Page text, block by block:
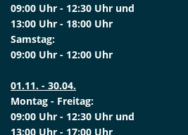
09:00 Uhr - 12:30 Uhr und
13:00 Uhr - 18:00 Uhr
Samstag:
09:00 Uhr - 12:00 Uhr
01.11. - 30.04.
Montag - Freitag:
09:00 Uhr - 12:30 Uhr und
13:00 Uhr - 17:00 Uhr